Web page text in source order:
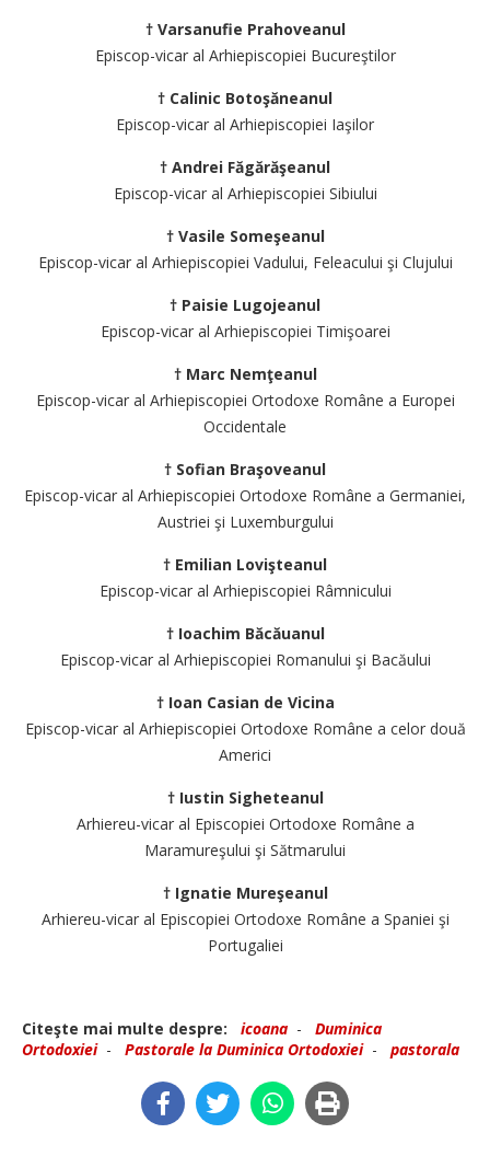
† Varsanufie Prahoveanul
Episcop-vicar al Arhiepiscopiei Bucureştilor
† Calinic Botoşăneanul
Episcop-vicar al Arhiepiscopiei Iaşilor
† Andrei Făgărăşeanul
Episcop-vicar al Arhiepiscopiei Sibiului
† Vasile Someşeanul
Episcop-vicar al Arhiepiscopiei Vadului, Feleacului şi Clujului
† Paisie Lugojeanul
Episcop-vicar al Arhiepiscopiei Timişoarei
† Marc Nemţeanul
Episcop-vicar al Arhiepiscopiei Ortodoxe Române a Europei
Occidentale
† Sofian Braşoveanul
Episcop-vicar al Arhiepiscopiei Ortodoxe Române a Germaniei,
Austriei şi Luxemburgului
† Emilian Lovişteanul
Episcop-vicar al Arhiepiscopiei Râmnicului
† Ioachim Băcăuanul
Episcop-vicar al Arhiepiscopiei Romanului şi Bacăului
† Ioan Casian de Vicina
Episcop-vicar al Arhiepiscopiei Ortodoxe Române a celor două
Americi
† Iustin Sigheteanul
Arhiereu-vicar al Episcopiei Ortodoxe Române a
Maramureşului şi Sătmarului
† Ignatie Mureşeanul
Arhiereu-vicar al Episcopiei Ortodoxe Române a Spaniei şi
Portugaliei
Citeşte mai multe despre: icoana - Duminica
Ortodoxiei- Pastorale la Duminica Ortodoxiei- pastorala